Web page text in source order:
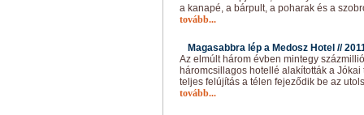
a kanapé, a bárpult, a poharak és a
tovább...
Magasabbra lép a Medosz Hotel //
Az elmúlt három évben mintegy
háromcsillagos hotellé alakították a
teljes felújítás a télen fejeződik be az
tovább...